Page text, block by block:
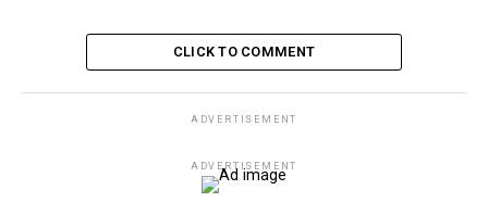
CLICK TO COMMENT
ADVERTISEMENT
ADVERTISEMENT